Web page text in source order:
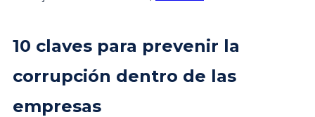
10 claves para prevenir la
corrupción dentro de las
empresas